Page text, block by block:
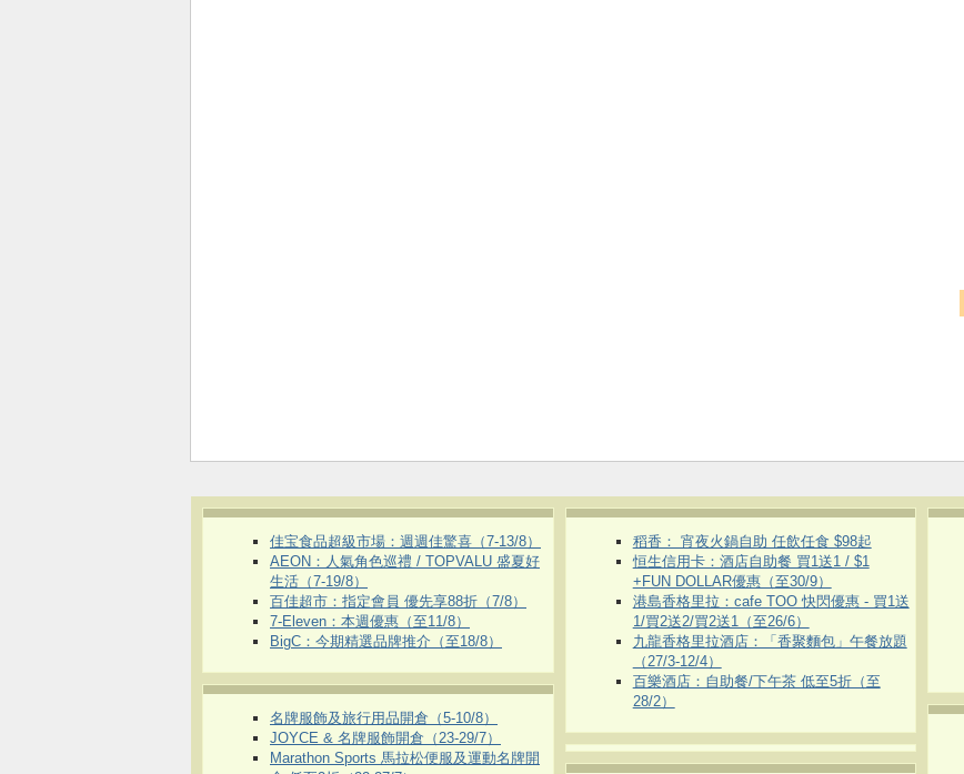
佳宝食品超級市場：週週佳驚喜（7-13/8）
AEON：人氣角色巡禮 / TOPVALU 盛夏好
生活（7-19/8）
百佳超市：指定會員 優先享88折（7/8）
7-Eleven：本週優惠（至11/8）
BigC：今期精選品牌推介（至18/8）
名牌服飾及旅行用品開倉（5-10/8）
JOYCE & 名牌服飾開倉（23-29/7）
Marathon Sports 馬拉松便服及運動名牌開
稻香： 宵夜火鍋自助 任飲任食 $98起
恒生信用卡：酒店自助餐 買1送1 / $1
+FUN DOLLAR優惠（至30/9）
港島香格里拉：cafe TOO 快閃優惠 - 買1送
1/買2送2/買2送1（至26/6）
九龍香格里拉酒店：「香聚麵包」午餐放題
（27/3-12/4）
百樂酒店：自助餐/下午茶 低至5折（至
28/2）